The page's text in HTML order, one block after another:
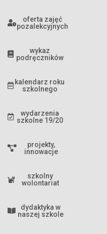
oferta zajęć
pozalekcyjnych
wykaz
podręczników
kalendarz roku
szkolnego
wydarzenia
szkolne 19/20
projekty,
innowacje
szkolny
wolontariat
dydaktyka w
naszej szkole